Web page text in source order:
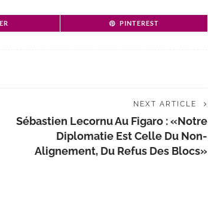
PINTEREST
NEXT ARTICLE
Sébastien Lecornu Au Figaro : «Notre
Diplomatie Est Celle Du Non-
Alignement, Du Refus Des Blocs»